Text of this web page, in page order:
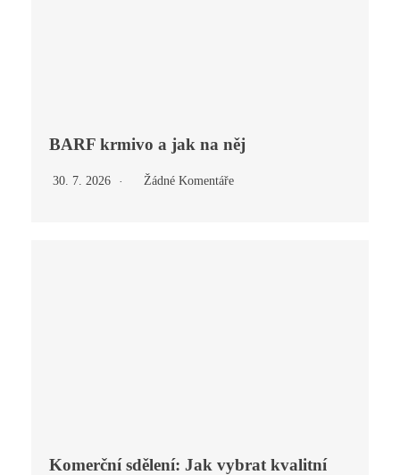
BARF krmivo a jak na něj
30. 7. 2026 Žádné Komentáře
Komerční sdělení: Jak vybrat kvalitní